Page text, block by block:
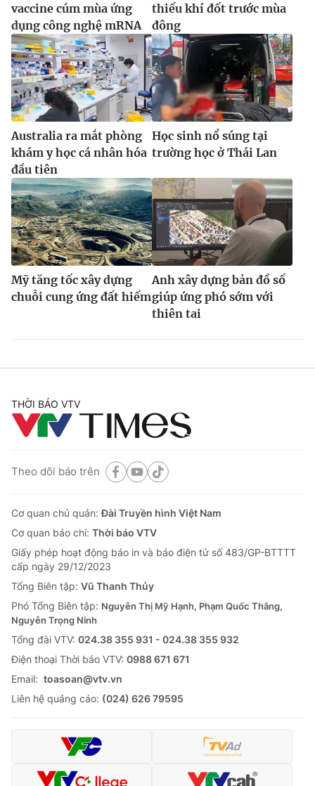
vaccine cúm mùa ứng
dụng công nghệ mRNA
thiếu khí đốt trước mùa
đông
Australia ra mắt phòng
khám y học cá nhân hóa
đầu tiên
Học sinh nổ súng tại
trường học ở Thái Lan
Mỹ tăng tốc xây dựng
chuỗi cung ứng đất hiếm
Anh xây dựng bản đồ số
giúp ứng phó sớm với
thiên tai
THỜI BÁO VTV
Theo dõi báo trên
Cơ quan chủ quản:Đài Truyền hình Việt Nam
Cơ quan báo chí: Thời báo VTV
Giấy phép hoạt động báo in và báo điện tử số 483/GP-BTTTT
cấp ngày 29/12/2023
Tổng Biên tập: Vũ Thanh Thủy
Phó Tổng Biên tập: Nguyễn Thị Mỹ Hạnh, Phạm Quốc Thắng,
Nguyễn Trọng Ninh
Tổng đài VTV: 024.38 355 931 - 024.38 355 932
Ðiện thoại Thời báo VTV: 0988 671 671
Email: toasoan@vtv.vn
Liên hệ quảng cáo: (024) 626 79595